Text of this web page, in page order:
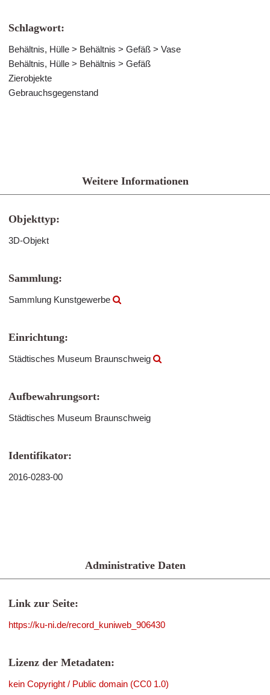
Schlagwort:
Behältnis, Hülle > Behältnis > Gefäß > Vase
Behältnis, Hülle > Behältnis > Gefäß
Zierobjekte
Gebrauchsgegenstand
Weitere Informationen
Objekttyp:
3D-Objekt
Sammlung:
Sammlung Kunstgewerbe
Einrichtung:
Städtisches Museum Braunschweig
Aufbewahrungsort:
Städtisches Museum Braunschweig
Identifikator:
2016-0283-00
Administrative Daten
Link zur Seite:
https://ku-ni.de/record_kuniweb_906430
Lizenz der Metadaten:
kein Copyright / Public domain (CC0 1.0)